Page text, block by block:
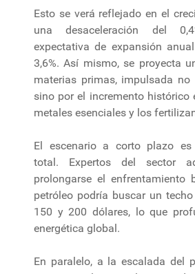
Esto se verá reflejado en el
una desaceleración del
expectativa de expansión
3,6%. Así mismo, se proyecta
materias primas, impulsada
sino por el incremento histórico
metales esenciales y los
El escenario a corto plazo es
total. Expertos del sector
prolongarse el enfrentamiento
petróleo podría buscar un
150 y 200 dólares, lo que
energética global.
En paralelo, a la escalada del